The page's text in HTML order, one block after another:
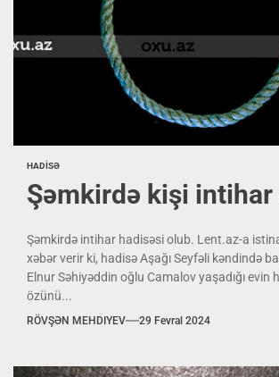
HADİSƏ
Şəmkirdə kişi intihar
Şəmkirdə intihar hadisəsi olub. Lent.az-a
xəbər verir ki, hadisə Aşağı Seyfəli kəndində
Elnur Səhiyəddin oğlu Camalov yaşadığı evin
özünü...
RÖVŞƏN MEHDIYEV 29 Fevral 2024